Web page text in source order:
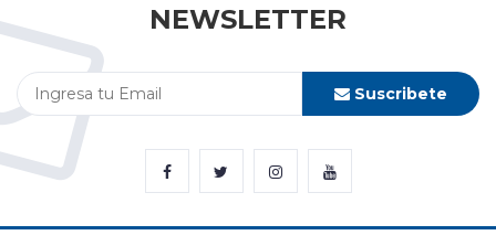
NEWSLETTER
Suscribete